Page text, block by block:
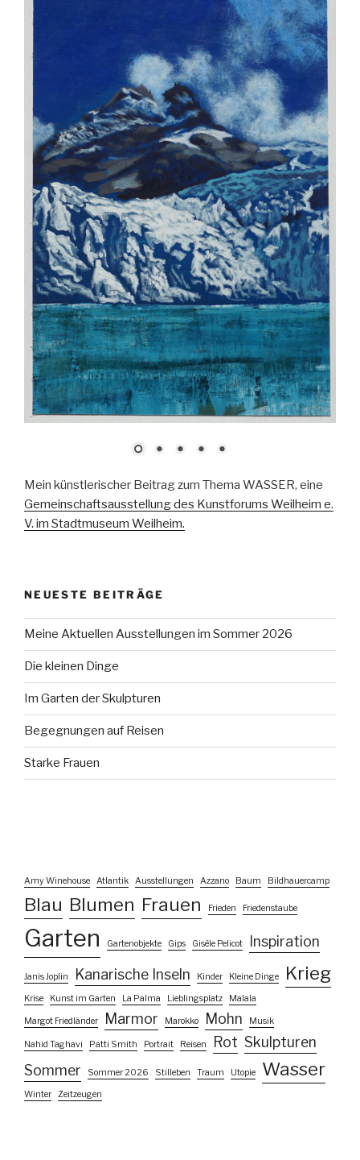
Mein künstlerischer Beitrag zum Thema WASSER, eine
Gemeinschaftsausstellung des Kunstforums Weilheim e.
V. im Stadtmuseum Weilheim.
NEUESTE BEITRÄGE
Meine Aktuellen Ausstellungen im Sommer 2026
Die kleinen Dinge
Im Garten der Skulpturen
Begegnungen auf Reisen
Starke Frauen
Amy Winehouse Atlantik Ausstellungen Azzano Baum Bildhauercamp
Blau Blumen Frauen Frieden Friedenstaube
Garten Gartenobjekte Gips Gisèle Pelicot Inspiration
Janis Joplin Kanarische Inseln Kinder Kleine Dinge Krieg
Krise Kunst im Garten La Palma Lieblingsplatz Malala
Margot Friedländer Marmor Marokko Mohn Musik
Nahid Taghavi Patti Smith Portrait Reisen Rot Skulpturen
Sommer
Sommer 2026 Stilleben Traum Utopie Wasser
Winter Zeitzeugen